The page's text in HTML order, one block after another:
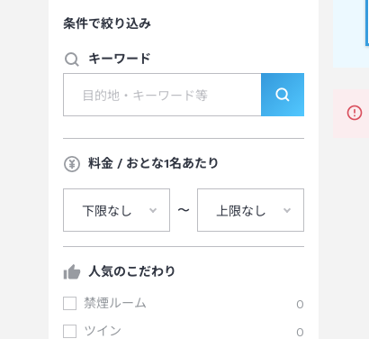
条件で絞り込み
キーワード
料金 / おとな1名あたり
下限なし 〜 上限なし
人気のこだわり
禁煙ルーム
0
ツイン
0